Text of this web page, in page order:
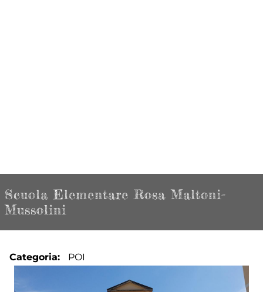
Scuola Elementare Rosa Maltoni-
Mussolini
Categoria POI